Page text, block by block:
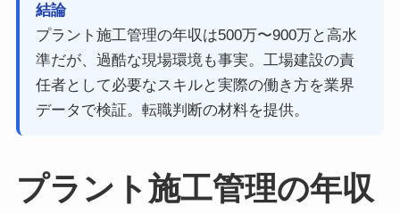
結論
プラント施工管理の年収は500万〜900万と高水
準だが、過酷な現場環境も事実。工場建設の責
任者として必要なスキルと実際の働き方を業界
データで検証。転職判断の材料を提供。
プラント施工管理の年収